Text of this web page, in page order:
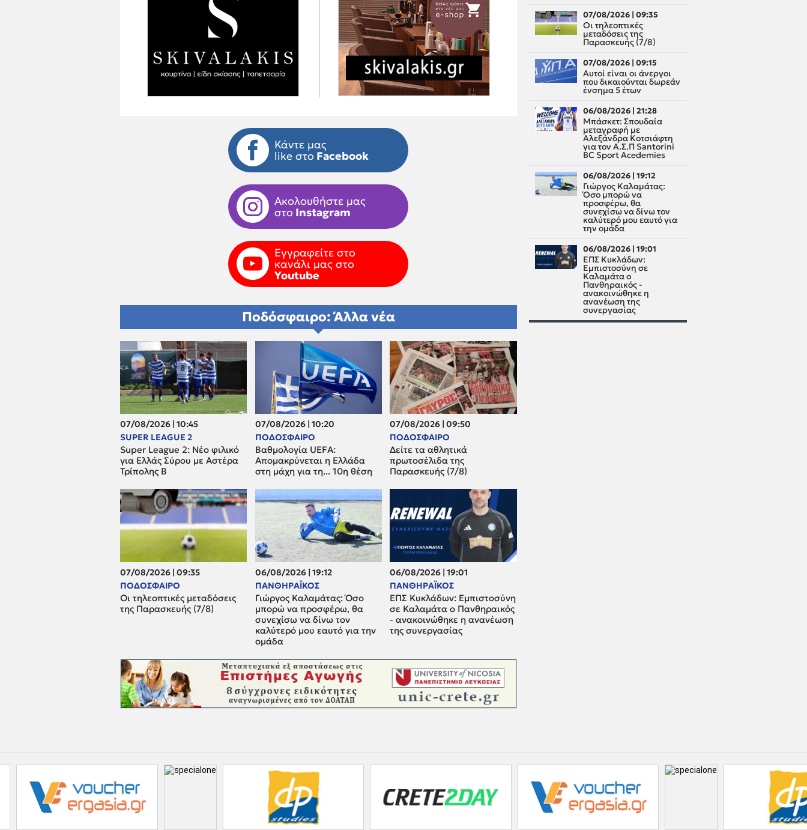
Κάντε μας
like στο Facebook
Ακολουθήστε μας
στο Instagram
Εγγραφείτε στο
κανάλι μας στο
Youtube
Ποδόσφαιρο: Άλλα νέα
07/08/2026 | 10:45
SUPER LEAGUE 2
Super League 2: Νέο φιλικό
για Ελλάς Σύρου με Αστέρα
Τρίπολης Β
07/08/2026 | 10:20
ΠΟΔΟΣΦΑΙΡΟ
Βαθμολογία UEFA:
Απομακρύνεται η Ελλάδα
στη μάχη για τη... 10η θέση
07/08/2026 | 09:50
ΠΟΔΟΣΦΑΙΡΟ
Δείτε τα αθλητικά
πρωτοσέλιδα της
Παρασκευής (7/8)
07/08/2026 | 09:35
ΠΟΔΟΣΦΑΙΡΟ
Οι τηλεοπτικές μεταδόσεις
της Παρασκευής (7/8)
06/08/2026 | 19:12
ΠΑΝΘΗΡΑΪΚΟΣ
Γιώργος Καλαμάτας: Όσο
μπορώ να προσφέρω, θα
συνεχίσω να δίνω τον
καλύτερό μου εαυτό για την
ομάδα
06/08/2026 | 19:01
ΠΑΝΘΗΡΑΪΚΟΣ
ΕΠΣ Κυκλάδων: Εμπιστοσύνη
σε Καλαμάτα ο Πανθηραικός
- ανακοινώθηκε η ανανέωση
της συνεργασίας
07/08/2026 | 09:35
Οι τηλεοπτικές
μεταδόσεις της
Παρασκευής (7/8)
07/08/2026 | 09:15
Αυτοί είναι οι άνεργοι
που δικαιούνται δωρεάν
ένσημα 5 έτων
06/08/2026 | 21:28
Μπάσκετ: Σπουδαία
μεταγραφή με
Αλεξάνδρα Κοτσιάφτη
για τον A.Σ.Π Santorini
BC Sport Acedemies
06/08/2026 | 19:12
Γιώργος Καλαμάτας:
Όσο μπορώ να
προσφέρω, θα
συνεχίσω να δίνω τον
καλύτερό μου εαυτό για
την ομάδα
06/08/2026 | 19:01
ΕΠΣ Κυκλάδων:
Εμπιστοσύνη σε
Καλαμάτα ο
Πανθηραικός -
ανακοινώθηκε η
ανανέωση της
συνεργασίας